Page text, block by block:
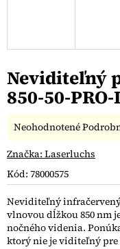
Neviditeľný
850-50-
Kód: 78000575
Neviditeľný infračervený
vlnovou dĺžkou 850 nm
nočného videnia.
ktorý nie je viditeľný pre
Priemerné
produktu
0,0
5
hviezdičiek.
Neohodnotené
Značka: Laserluchs